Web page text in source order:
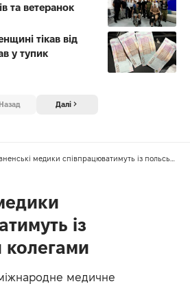
та ветеранок
тікав від
у тупик
Назад Далі
медики співпрацюватимуть із польськими колегами
із
колегами
медичне